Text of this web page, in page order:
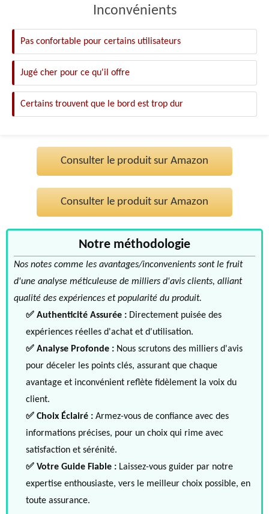
Inconvénients
Pas confortable pour certains utilisateurs
Jugé cher pour ce qu'il offre
Certains trouvent que le bord est trop dur
Consulter le produit sur Amazon
Consulter le produit sur Amazon
Notre méthodologie
Nos notes comme les avantages/inconvenients sont le fruit
d'une analyse méticuleuse de milliers d'avis clients, alliant
qualité des expériences et popularité du produit.
✅ Authenticité Assurée : Directement puisée des
expériences réelles d'achat et d'utilisation.
✅ Analyse Profonde : Nous scrutons des milliers d'avis
pour déceler les points clés, assurant que chaque
avantage et inconvénient reflète fidèlement la voix du
client.
✅ Choix Éclairé : Armez-vous de confiance avec des
informations précises, pour un choix qui rime avec
satisfaction et sérénité.
✅ Votre Guide Fiable : Laissez-vous guider par notre
expertise enthousiaste, vers le meilleur choix possible, en
toute assurance.